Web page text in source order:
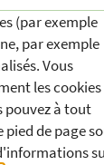
1903, des
fournis
(par exemple
par exemple
Vous
les cookies
pouvez à tout
de page